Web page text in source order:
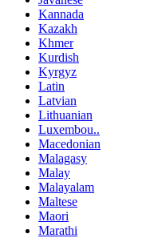
Kannada
Kazakh
Khmer
Kurdish
Kyrgyz
Latin
Latvian
Lithuanian
Luxembou..
Macedonian
Malagasy
Malay
Malayalam
Maltese
Maori
Marathi